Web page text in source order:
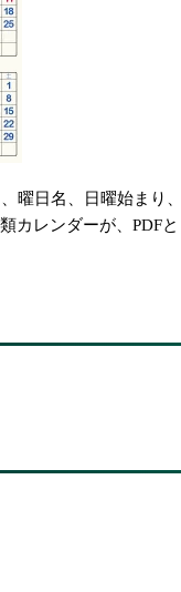
曜日名、日曜始まり、
カレンダーが、PDFと